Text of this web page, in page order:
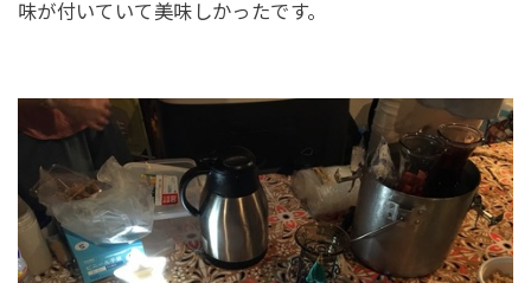
味が付いていて美味しかったです。